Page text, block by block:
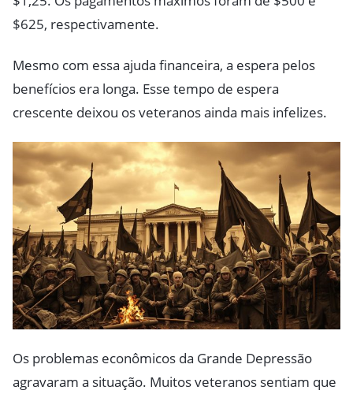
$625, respectivamente.
Mesmo com essa ajuda financeira, a espera pelos
benefícios era longa. Esse tempo de espera
crescente deixou os veteranos ainda mais infelizes.
Os problemas econômicos da Grande Depressão
agravaram a situação. Muitos veteranos sentiam que